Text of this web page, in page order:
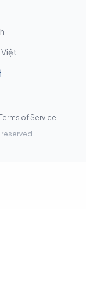
of Service
reserved.